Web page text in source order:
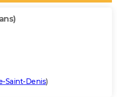
Saint-Denis)